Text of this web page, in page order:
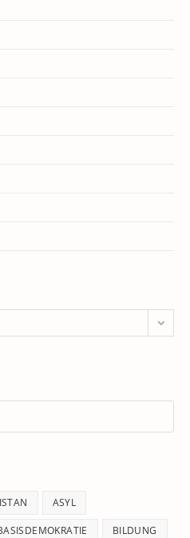
ASYL
BILDUNG